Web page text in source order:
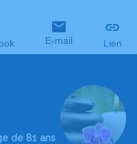
E-mail Lien
de 81 ans